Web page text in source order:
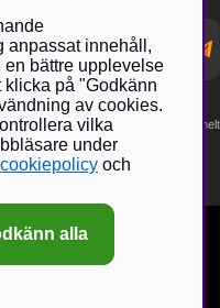
Din prenumeration är helt
anpassat innehåll,
bättre upplevelse
klicka på "Godkänn
av cookies.
vilka
under
cookiepolicy och
alla